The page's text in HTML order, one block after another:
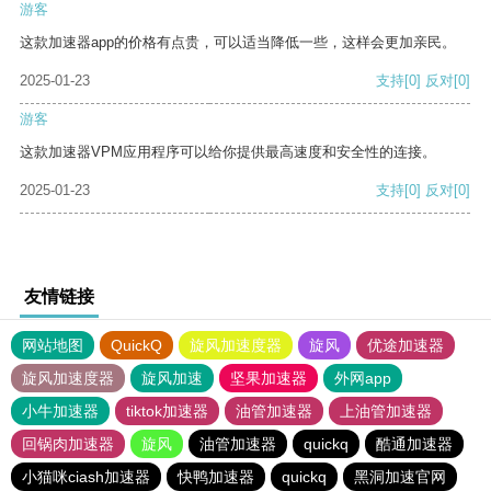
游客
这款加速器app的价格有点贵，可以适当降低一些，这样会更加亲民。
2025-01-23 支持[0] 反对[0]
游客
这款加速器VPM应用程序可以给你提供最高速度和安全性的连接。
2025-01-23 支持[0] 反对[0]
友情链接
网站地图 QuickQ 旋风加速度器 旋风
优途加速器
旋风加速度器
旋风加速 坚果加速器
外网app
小牛加速器
tiktok加速器 油管加速器
上油管加速器
回锅肉加速器
旋风 油管加速器 quickq
酷通加速器
小猫咪ciash加速器
快鸭加速器 quickq 黑洞加速官网